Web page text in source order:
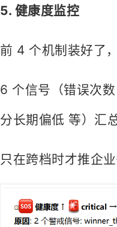
5. 健康度监控
前 4 个机制装好了
6 个信号（错误次
分长期偏低 等）汇
只在跨档时才推企